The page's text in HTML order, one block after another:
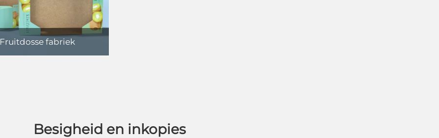
Fruitdosse fabriek
Besigheid en inkopies